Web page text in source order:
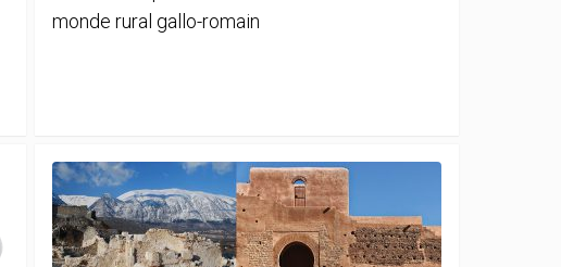
monde rural gallo-romain